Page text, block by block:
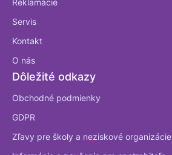
Reklamácie
Servis
Kontakt
O nás
Dôležité odkazy
Obchodné podmienky
GDPR
Zľavy pre školy a neziskové organizácie